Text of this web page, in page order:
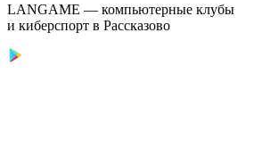
LANGAME — компьютерные клубы
и киберспорт в Рассказово